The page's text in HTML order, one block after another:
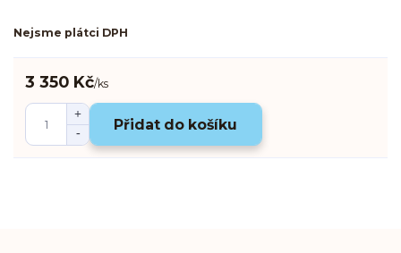
Nejsme plátci DPH
3 350 Kč/ks
Přidat do košíku